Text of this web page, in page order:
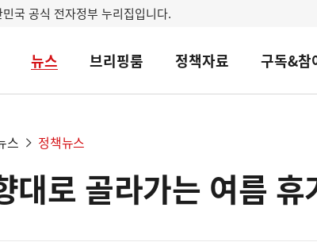
국 공식 전자정부 누리집입니다.
뉴스 브리핑룸 정책자료 구독&참
스 정책뉴스
대로 골라가는 여름 휴